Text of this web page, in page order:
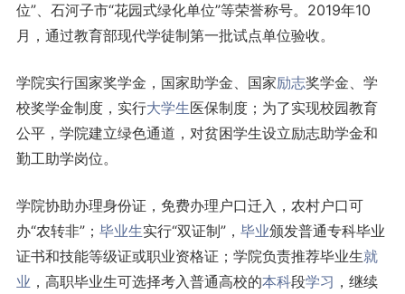
位”、石河子市“花园式绿化单位”等荣誉称号。2019年10
月，通过教育部现代学徒制第一批试点单位验收。
学院实行国家奖学金，国家助学金、国家励志奖学金、学
校奖学金制度，实行大学生医保制度；为了实现校园教育
公平，学院建立绿色通道，对贫困学生设立励志助学金和
勤工助学岗位。
学院协助办理身份证，免费办理户口迁入，农村户口可
办“农转非”； 毕业生实行“双证制”， 毕业颁发普通专科毕业
证书和技能等级证或职业资格证；学院负责推荐毕业生就
业 ，高职毕业生可选择考入普通高校的本科段学习 ，继续